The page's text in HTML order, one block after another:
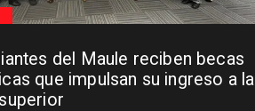
del Maule reciben becas
que impulsan su ingreso a la